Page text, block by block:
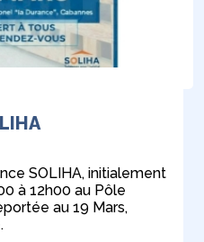
SOLIHA, initialement
à 12h00 au Pôle
au 19 Mars,